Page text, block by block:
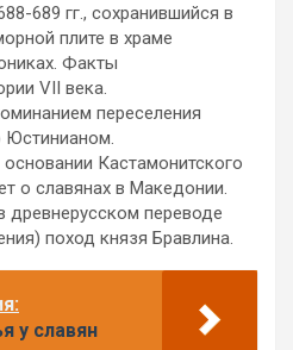
689 гг., сохранившийся в
плите в храме
Факты
VII века.
переселения
Кастамонитского
о славянах в Македонии.
древнерусском переводе
поход князя Бравлина.
у славян